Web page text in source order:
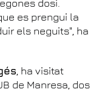
dosi.
es prengui la
els neguits", ha
, ha visitat
de Manresa, dos